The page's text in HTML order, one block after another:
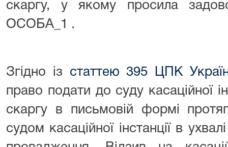
скаргу, у якому просила
ОСОБА_1 .
Згідно із статтею 395 ЦПК
право подати до суду касаційної
скаргу в письмовій формі
судом касаційної інстанції в